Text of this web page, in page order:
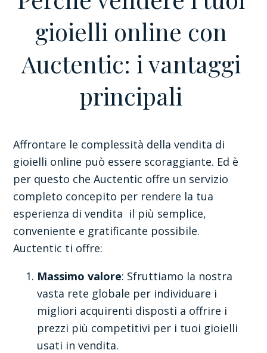
gioielli online con
Auctentic: i vantaggi
principali
Affrontare le complessità della vendita di
gioielli online può essere scoraggiante. Ed è
per questo che Auctentic offre un servizio
completo concepito per rendere la tua
esperienza di vendita il più semplice,
conveniente e gratificante possibile.
Auctentic ti offre:
Massimo valore: Sfruttiamo la nostra
vasta rete globale per individuare i
migliori acquirenti disposti a offrire i
prezzi più competitivi per i tuoi gioielli
usati in vendita.